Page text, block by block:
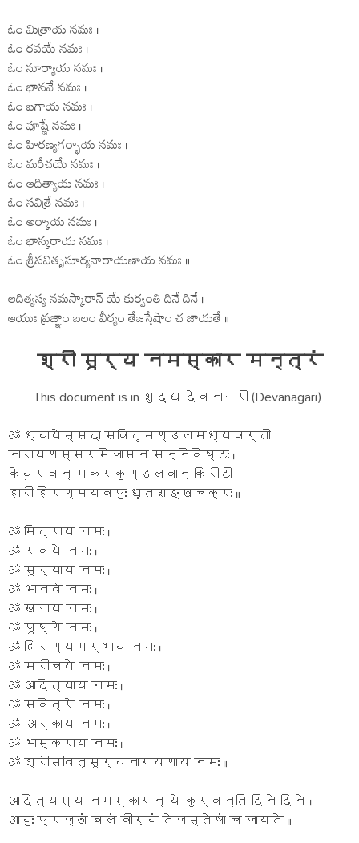
ఓం మిత్రాయ నమః ।
ఓం రవయే నమః ।
ఓం సూర్యాయ నమః ।
ఓం భానవే నమః ।
ఓం ఖగాయ నమః ।
ఓం పూష్ణే నమః ।
ఓం హిరణ్యగర్భాయ నమః ।
ఓం మరీచయే నమః ।
ఓం ఆదిత్యాయ నమః ।
ఓం సవిత్రే నమః ।
ఓం అర్కాయ నమః ।
ఓం భాస్కరాయ నమః ।
ఓం శ్రీసవితృసూర్యనారాయణాయ నమః ॥
ఆదిత్యస్య నమస్కారాన్ యే కుర్వంతి దినే దినే ।
ఆయుః ప్రజ్ఞాం బలం వీర్యం తేజస్తేషాం చ జాయతే ॥
श्री सूर्य नमस्कार मन्त्रं
This document is in शुद्ध देवनागरी (Devanagari).
ॐ ध्यायेस्सदा सवितृमण्डलमध्यवर्ती
नारायणस्सरसिजासन सन्निविष्टः ।
केयूरवान् मकरकुण्डलवान् किरीटी
हारी हिरण्मयवपुः धृतशङ्खचक्रः ॥
ॐ मित्राय नमः ।
ॐ रवये नमः ।
ॐ सूर्याय नमः ।
ॐ भानवे नमः ।
ॐ खगाय नमः ।
ॐ पूष्णे नमः ।
ॐ हिरण्यगर्भाय नमः ।
ॐ मरीचये नमः ।
ॐ आदित्याय नमः ।
ॐ सवित्रे नमः ।
ॐ अर्काय नमः ।
ॐ भास्कराय नमः ।
ॐ श्रीसवितृसूर्यनारायणाय नमः ॥
आदित्यस्य नमस्कारान् ये कुर्वन्ति दिने दिने ।
आयुः प्रज्ञां बलं वीर्यं तेजस्तेषां च जायते ॥